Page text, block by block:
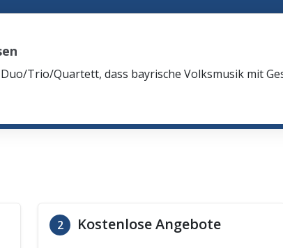
Trio/Quartett, dass bayrische Volksmusik mit
2 Kostenlose Angebote